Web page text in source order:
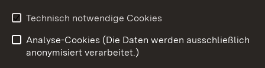
Impressum
Kontakt
Technisch notwendige Cookies
Analyse-Cookies (Die Daten werden ausschließlich
anonymisiert verarbeitet.)